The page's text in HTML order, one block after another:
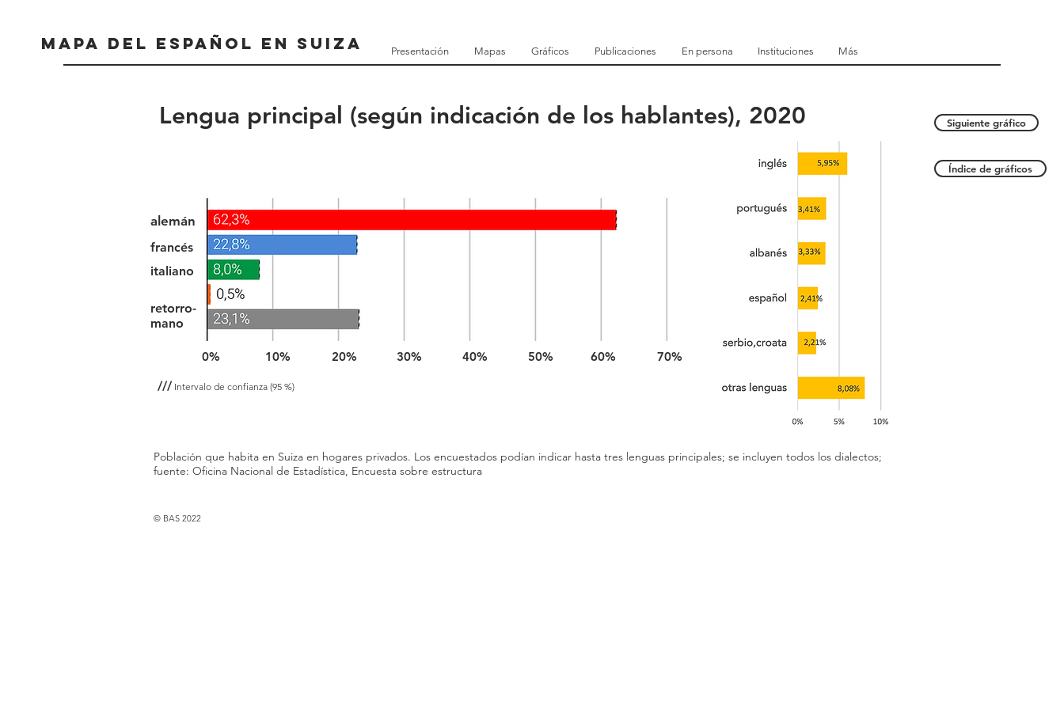
Lengua principal (según indicación de los hablantes), 2020
alemán
francés
italiano
retorro-
mano
0% 10% 20% 30% 40% 50% 60%
70%
/// Intervalo de confianza (95 %)
Siguiente gráfico
Índice de gráficos
Población que habita en Suiza en hogares privados. Los encuestados podían indicar hasta tres lenguas principales; se incluyen todos los dialectos;
fuente: Oficina Nacional de Estadística, Encuesta sobre estructura
© BAS 2022
Mapa del español en Suiza Presentación Mapas Gráficos Publicaciones En persona Instituciones Más